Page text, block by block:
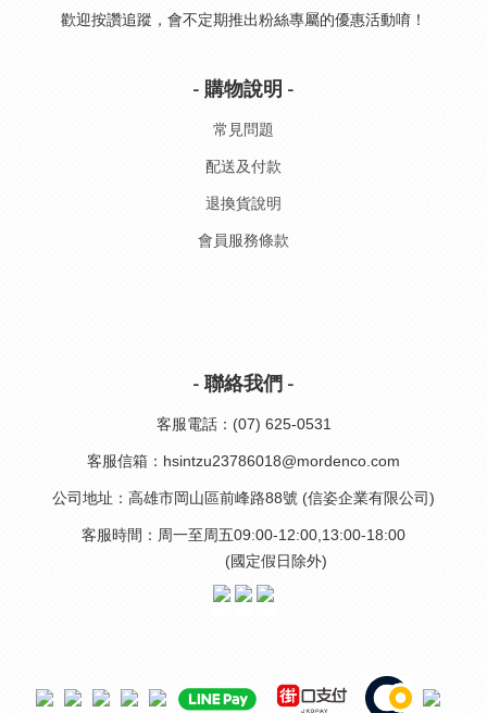
歡迎按讚追蹤，會不定期推出粉絲專屬的優惠活動唷！
- 購物說明 -
常見問題
配送及付款
退換貨說明
會員服務條款
- 聯絡我們 -
客服電話：(07) 625-0531
客服信箱：hsintzu23786018@mordenco.com
公司地址：高雄市岡山區前峰路88號 (信姿企業有限公司)
客服時間：周一至周五09:00-12:00,13:00-18:00
(國定假日除外)